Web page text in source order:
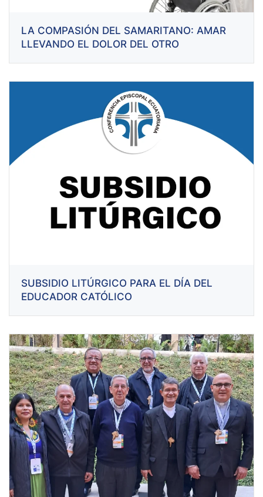
LA COMPASIÓN DEL SAMARITANO: AMAR
LLEVANDO EL DOLOR DEL OTRO
SUBSIDIO LITÚRGICO PARA EL DÍA DEL
EDUCADOR CATÓLICO